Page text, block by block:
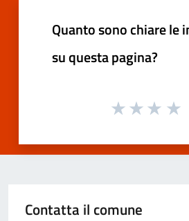
Quanto sono chiare le
su questa pagina?
Contatta il comune